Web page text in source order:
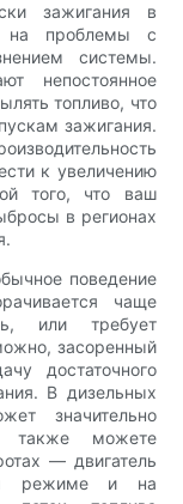
зажигания в
на проблемы с
системы.
непостоянное
топливо, что
зажигания.
к увеличению
того, что ваш
в регионах
поведение
чаще
или требует
засоренный
достаточного
В дизельных
значительно
также можете
— двигатель
режиме и на